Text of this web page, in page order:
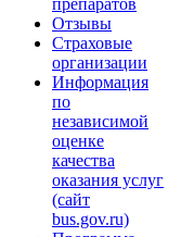
препаратов
Отзывы
Страховые
организации
Информация
по
независимой
оценке
качества
оказания услуг
(сайт
bus.gov.ru)